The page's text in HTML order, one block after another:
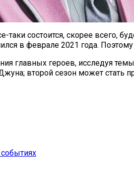
состоится, скорее всего,
в феврале 2021 года.
главных героев, исследуя
второй сезон может стать